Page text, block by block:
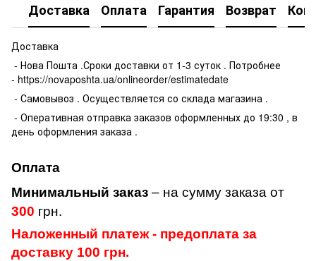
Доставка Оплата Гарантия Возврат
Доставка
- Нова Пошта .Сроки доставки от 1-3 суток . Потробнее
- https://novaposhta.ua/onlineorder/estimatedate
- Самовывоз . Осуществляется со склада магазина .
- Оперативная отправка заказов оформленных до 19:30 , в
день оформления заказа .
Оплата
Минимальный заказ – на сумму заказа от
300 грн.
Наложенный платеж - предоплата за
доставку 100 грн.